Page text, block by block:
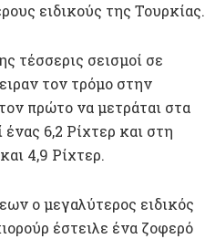
ειδικούς της Τουρκίας.
τέσσερις σεισμοί σε
τον τρόμο στην
πρώτο να μετράται στα
6,2 Ρίχτερ και στη
4,9 Ρίχτερ.
ο μεγαλύτερος ειδικός
έστειλε ένα ζοφερό